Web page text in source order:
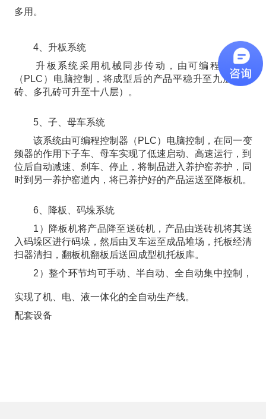
多用。
4、升板系统
升板系统采用机械同步传动，由可编程控制器
（PLC）电脑控制，将成型后的产品平稳升至九层（地
砖、多孔砖可升至十八层）。
5、子、母车系统
该系统由可编程控制器（PLC）电脑控制，在同一变
频器的作用下子车、母车实现了低速启动、高速运行，到
位后自动减速、刹车、停止，将制品进入养护窑养护，同
时到另一养护窑道内，将已养护好的产品运送至降板机。
6、降板、码垛系统
1）降板机将产品降至送砖机，产品由送砖机将其送
入码垛区进行码垛，然后由叉车运至成品堆场，托板经清
扫器清扫，翻板机翻板后送回成型机托板库。
2）整个环节均可手动、半自动、全自动集中控制，
实现了机、电、液一体化的全自动生产线。
配套设备